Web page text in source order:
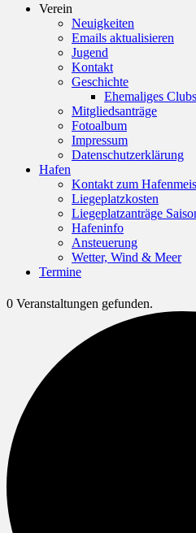
Verein
Neuigkeiten
Emails aktualisieren
Jugend
Kontakt
Geschichte
Ehemaliges
Mitgliedsanträge
Fotoalbum
Impressum
Datenschutzerklärung
Hafen
Kontakt zum
Liegeplatzkosten
Liegeplatzanträge
Hafeninfo
Ansteuerung
Wetter, Wind & Meer
Termine
0 Veranstaltungen gefunden.